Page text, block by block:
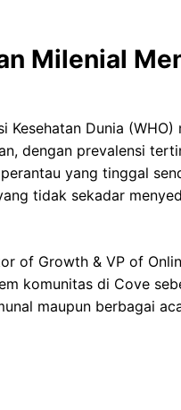
Milenial
Kesehatan Dunia
dengan prevalensi
yang tinggal
tidak sekadar
of Growth & VP of
komunitas di Cove
maupun berbagai